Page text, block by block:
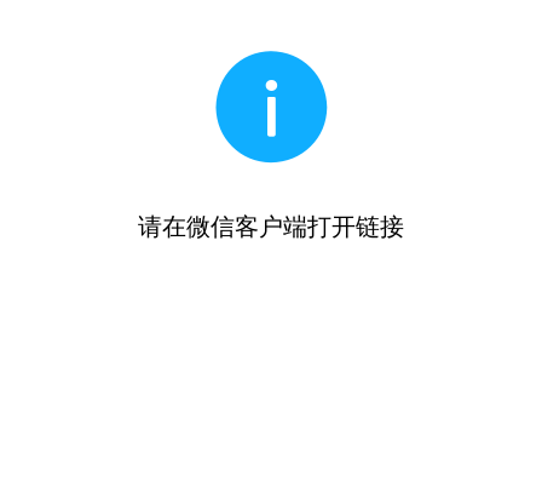
请在微信客户端打开链接